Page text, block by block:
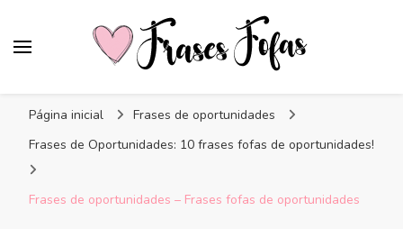
Página inicial
Frases de oportunidades
Frases de Oportunidades: 10 frases fofas de oportunidades!
Frases de oportunidades – Frases fofas de oportunidades